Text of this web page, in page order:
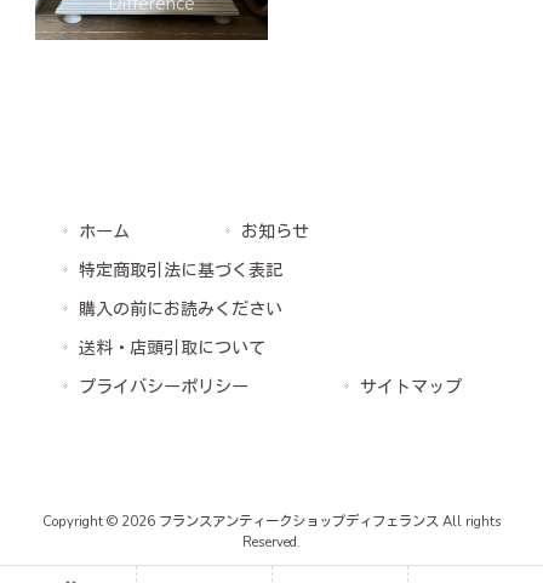
ホーム
お知らせ
特定商取引法に基づく表記
購入の前にお読みください
送料・店頭引取について
プライバシーポリシー
サイトマップ
Copyright © 2026 フランスアンティークショップディフェランス All rights
Reserved.